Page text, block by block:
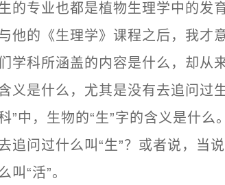
的专业也都是植物生理学中的发
他的《生理学》课程之后，我才
学科所涵盖的内容是什么，却从
义是什么，尤其是没有去追问
”中，生物的“生”字的含义是什么
追问过什么叫“生”？或者说，当
叫“活”。